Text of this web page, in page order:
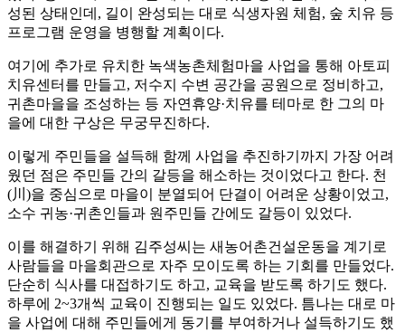
성된 상태인데, 길이 완성되는 대로 식생자원 체험, 숲 치유 등
프로그램 운영을 병행할 계획이다.
여기에 추가로 유치한 녹색농촌체험마을 사업을 통해 아토피
치유센터를 만들고, 저수지 수변 공간을 공원으로 정비하고,
귀촌마을을 조성하는 등 자연휴양·치유를 테마로 한 그의 마
을에 대한 구상은 무궁무진하다.
이렇게 주민들을 설득해 함께 사업을 추진하기까지 가장 어려
웠던 점은 주민들 간의 갈등을 해소하는 것이었다고 한다. 천
(川)을 중심으로 마을이 분열되어 단결이 어려운 상황이었고,
소수 귀농·귀촌인들과 원주민들 간에도 갈등이 있었다.
이를 해결하기 위해 김주성씨는 새농어촌건설운동을 계기로
사람들을 마을회관으로 자주 모이도록 하는 기회를 만들었다.
단순히 식사를 대접하기도 하고, 교육을 받도록 하기도 했다.
하루에 2~3개씩 교육이 진행되는 일도 있었다. 틈나는 대로 마
을 사업에 대해 주민들에게 동기를 부여하거나 설득하기도 했